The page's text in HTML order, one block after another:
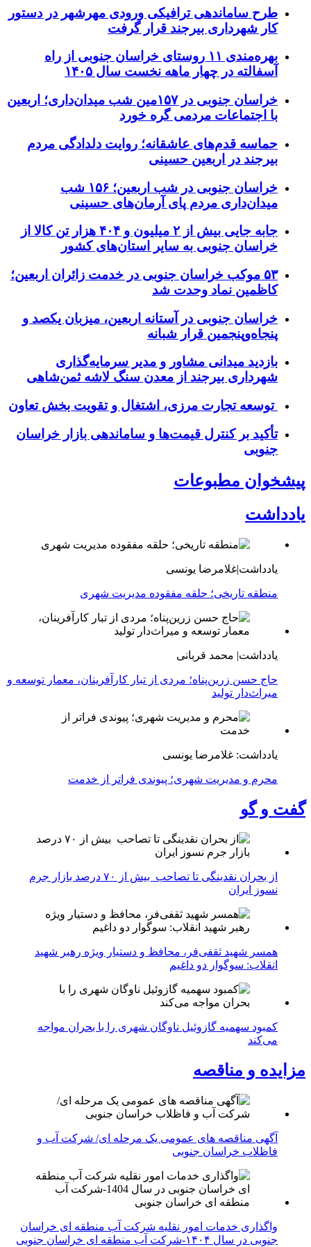
طرح ساماندهی ترافیکی ورودی مهرشهر در دستور
کار شهرداری بیرجند قرار گرفت
بهره‌مندی ۱۱ روستای خراسان جنوبی از راه
آسفالته در چهار ماهه نخست سال ۱۴۰۵
خراسان جنوبی در ۱۵۷مین شب میدان‌داری؛ اربعین
با اجتماعات مردمی گره خورد
حماسه قدم‌های عاشقانه؛ روایت دلدادگی مردم
بیرجند در اربعین حسینی
خراسان جنوبی در شب اربعین؛ ۱۵۶ شب
میدان‌داری مردم پای آرمان‌های حسینی
جابه جایی بیش از ۲ میلیون و ۴۰۴ هزار تن کالا از
خراسان جنوبی به سایر استان‌های کشور
۵۳ موکب خراسان جنوبی در خدمت زائران اربعین؛
کاظمین نماد وحدت شد
خراسان جنوبی در آستانه اربعین، میزبان یکصد و
پنجاه‌وپنجمین قرار شبانه
بازدید میدانی مشاور و مدیر سرمایه‌گذاری
شهرداری بیرجند از معدن سنگ لاشه ثمن‌شاهی
توسعه تجارت مرزی، اشتغال و تقویت بخش تعاون
تأکید بر کنترل قیمت‌ها و ساماندهی بازار خراسان
جنوبی
پیشخوان مطبوعات
یادداشت
یادداشت|غلامرضا یونسی
منطقه تاریخی؛ حلقه مفقوده مدیریت شهری
یادداشت| محمد قربانی
حاج حسن زرین‌پناه؛ مردی از تبار کارآفرینان، معمار توسعه و
میراث‌دار تولید
یادداشت: غلامرضا یونسی
محرم و مدیریت شهری؛ پیوندی فراتر از خدمت
گفت و گو
از بحران نقدینگی تا تصاحب بیش از ۷۰ درصد بازار جرم
نسوز ایران
همسر شهید ثقفی‌فر، محافظ و دستیار ویژه رهبر شهید
انقلاب: سوگوار دو داغیم
کمبود سهمیه گازوئیل ناوگان شهری را با بحران مواجه
می‌کند
مزایده و مناقصه
آگهی مناقصه های عمومی یک مرحله ای/ شرکت آب و
فاظلاب خراسان جنوبی
واگذاری خدمات امور نقلیه شرکت آب منطقه ای خراسان
جنوبی در سال ۱۴۰۴-شرکت آب منطقه ای خراسان جنوبی